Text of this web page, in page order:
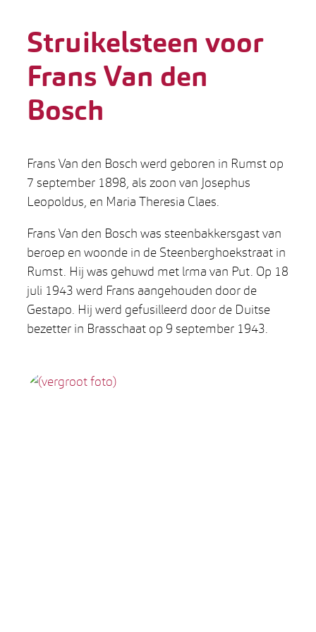
Struikelsteen voor
Frans Van den
Bosch
Frans Van den Bosch werd geboren in Rumst op
7 september 1898, als zoon van Josephus
Leopoldus, en Maria Theresia Claes.
Frans Van den Bosch was steenbakkersgast van
beroep en woonde in de Steenberghoekstraat in
Rumst. Hij was gehuwd met lrma van Put. Op 18
juli 1943 werd Frans aangehouden door de
Gestapo. Hij werd gefusilleerd door de Duitse
bezetter in Brasschaat op 9 september 1943.